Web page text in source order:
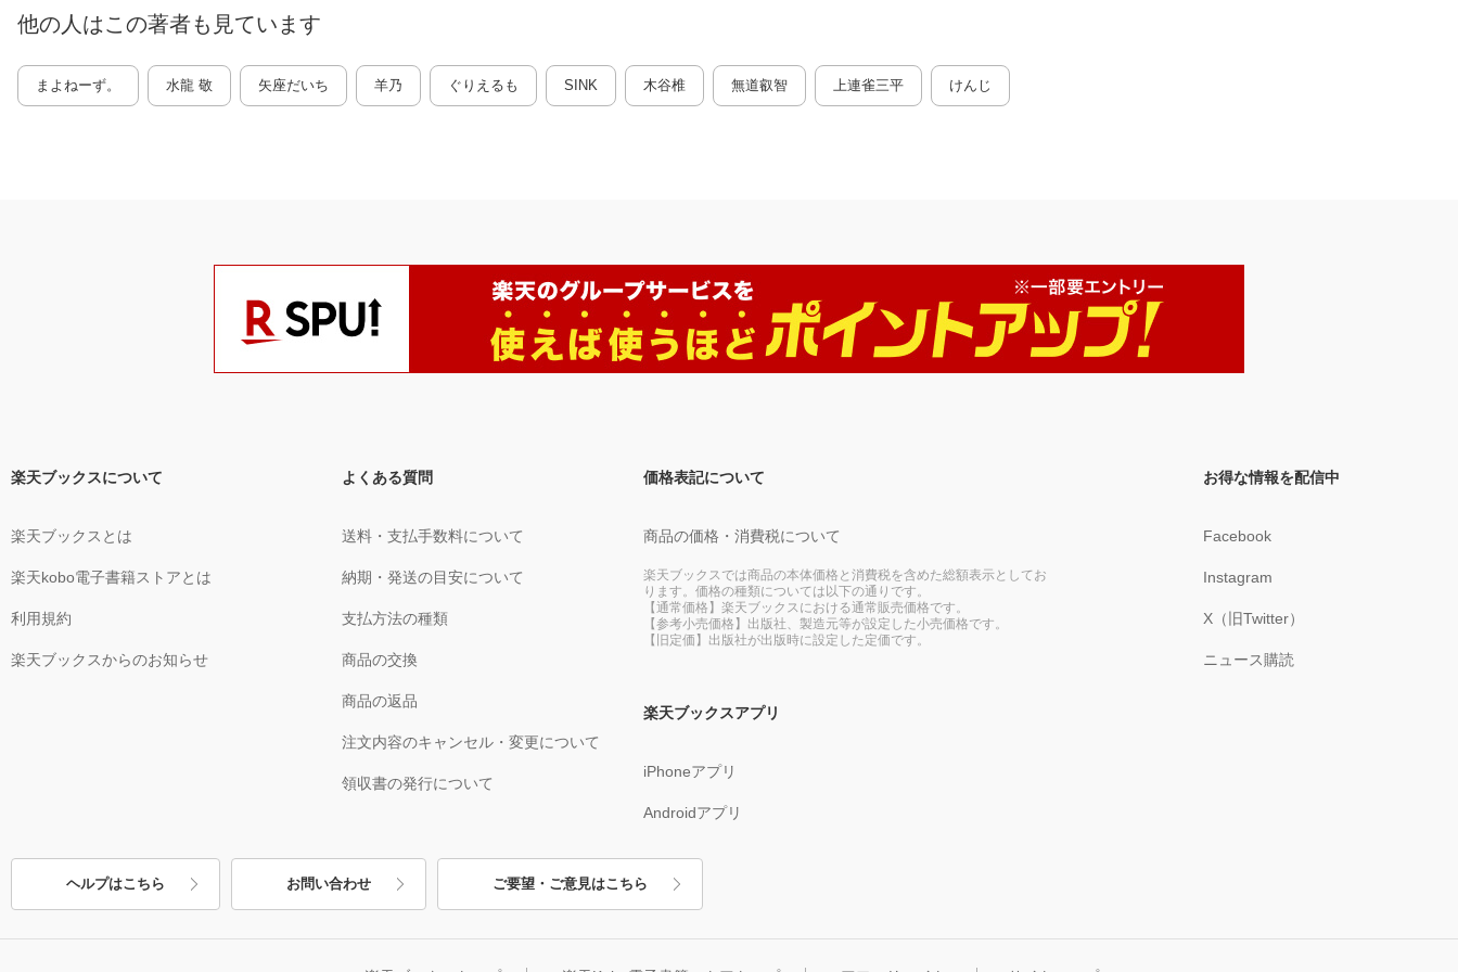
他の人はこの著者も見ています
まよねーず。 水龍 敬 矢座だいち 羊乃 ぐりえるも SINK 木谷椎 無道叡智 上連雀三平 けんじ
楽天ブックスについて
楽天ブックスとは
楽天kobo電子書籍ストアとは
利用規約
楽天ブックスからのお知らせ
よくある質問
送料・支払手数料について
納期・発送の目安について
支払方法の種類
商品の交換
商品の返品
注文内容のキャンセル・変更について
領収書の発行について
価格表記について
商品の価格・消費税について
楽天ブックスでは商品の本体価格と消費税を含めた総額表示としてお
ります。価格の種類については以下の通りです。
【通常価格】楽天ブックスにおける通常販売価格です。
【参考小売価格】出版社、製造元等が設定した小売価格です。
【旧定価】出版社が出版時に設定した定価です。
楽天ブックスアプリ
iPhoneアプリ
Androidアプリ
お得な情報を配信中
Facebook
Instagram
X（旧Twitter）
ニュース購読
ヘルプはこちら お問い合わせ ご要望・ご意見はこちら